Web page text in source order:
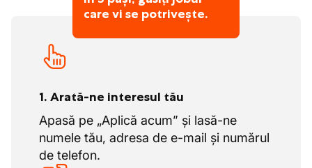
care vi se potrivește.
1. Arată-ne interesul tău
Apasă pe „Aplică acum” și lasă-ne
numele tău, adresa de e-mail și numărul
de telefon.